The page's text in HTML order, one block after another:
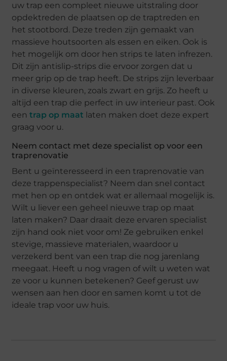
uw trap een compleet nieuwe uitstraling door
opdektreden de plaatsen op de traptreden en
het stootbord. Deze treden zijn gemaakt van
massieve houtsoorten als essen en eiken. Ook is
het mogelijk om door hen strips te laten infrezen.
Dit zijn antislip-strips die ervoor zorgen dat u
meer grip op de trap heeft. De strips zijn leverbaar
in diverse kleuren, zoals zwart en grijs. Zo heeft u
altijd een trap die perfect in uw interieur past. Ook
eentrap op maat laten maken doet deze expert
graag voor u.
Neem contact met deze specialist op voor een
traprenovatie
Bent u geïnteresseerd in een traprenovatie van
deze trappenspecialist? Neem dan snel contact
met hen op en ontdek wat er allemaal mogelijk is.
Wilt u liever een geheel nieuwe trap op maat
laten maken? Daar draait deze ervaren specialist
zijn hand ook niet voor om! Ze gebruiken enkel
stevige, massieve materialen, waardoor u
verzekerd bent van een trap die nog jarenlang
meegaat. Heeft u nog vragen of wilt u weten wat
ze voor u kunnen betekenen? Geef gerust uw
wensen aan hen door en samen komt u tot de
ideale trap voor uw huis.